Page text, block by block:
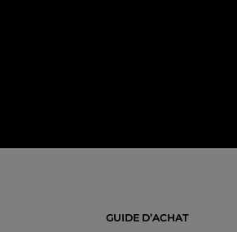
GUIDE D’ACHAT